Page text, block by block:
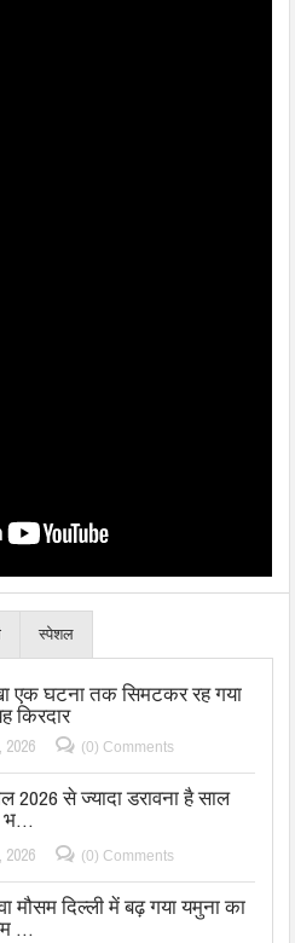
स्पेशल
एक घटना तक सिमटकर रह गया
किरदार
(0) Comments
2026 से ज्यादा डरावना है साल
भ…
(0) Comments
मौसम दिल्ली में बढ़ गया यमुना का
…